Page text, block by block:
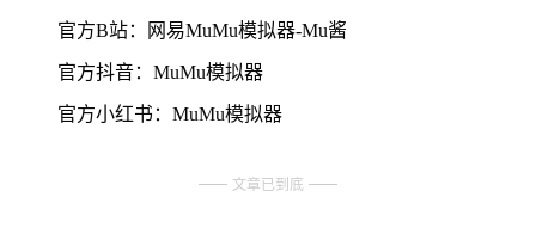
官方B站：网易MuMu模拟器-Mu酱
官方抖音：MuMu模拟器
官方小红书：MuMu模拟器
文章已到底